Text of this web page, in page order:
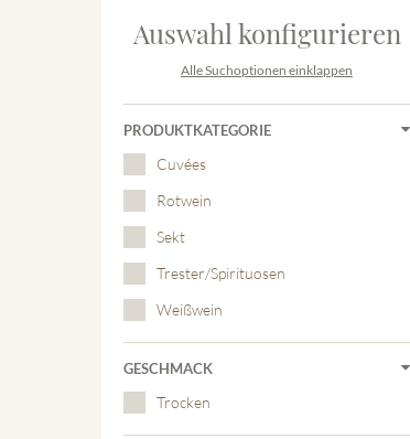
Auswahl konfigurieren
Alle Suchoptionen einklappen
PRODUKTKATEGORIE
Cuvées
Rotwein
Sekt
Trester/Spirituosen
Weißwein
GESCHMACK
Trocken